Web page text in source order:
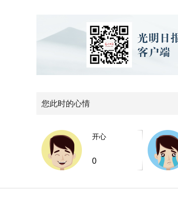
您此时的心情
开心
0